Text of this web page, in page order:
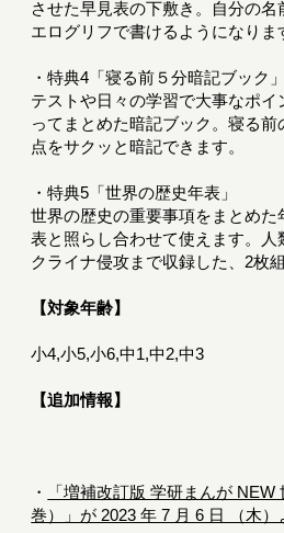
させた早見表の下敷き。自分の名
エログリフで書けるようになりま
・特典4「寝る前５分暗記ブック」
テストや日々の学習で大事なポ
ってまとめた暗記ブック。寝る
点をサクッと暗記できます。
・特典5「世界の歴史年表」
世界の歴史の重要事項をまとめ
表と照らし合わせて使えます。人
クライナ侵攻まで収録した、2枚組
【対象年齢】
小4,小5,小6,中1,中2,中3
【追加情報】
・
「増補改訂版 学研まんが
巻）」が 2023 年 7 月 6 日 （木）